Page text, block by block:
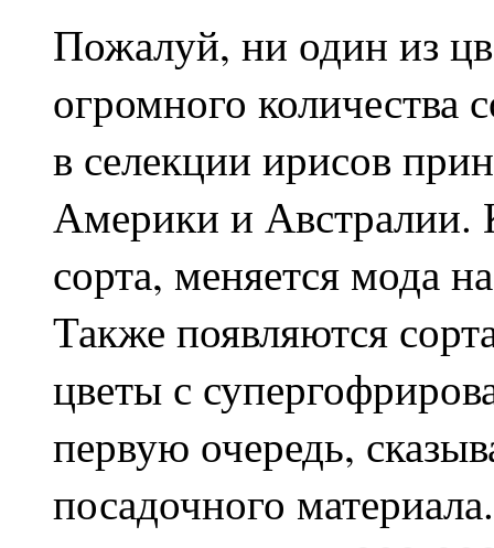
Пожалуй, ни один из
огромного количества
в селекции ирисов
Америки и Австралии.
сорта, меняется мода
Также появляются
цветы с
первую очередь,
посадочного